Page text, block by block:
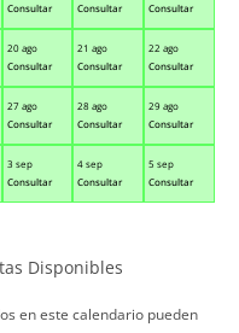
Consultar
Consultar
Consultar
20 ago
Consultar
21 ago
Consultar
22 ago
Consultar
27 ago
Consultar
28 ago
Consultar
29 ago
Consultar
3 sep
Consultar
4 sep
Consultar
5 sep
Consultar
Disponibles
en este calendario pueden